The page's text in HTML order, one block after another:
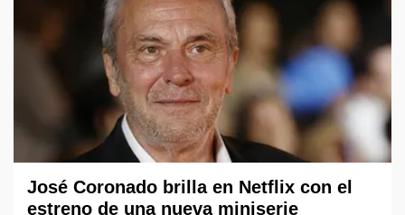
José Coronado brilla en Netflix con el
estreno de una nueva miniserie